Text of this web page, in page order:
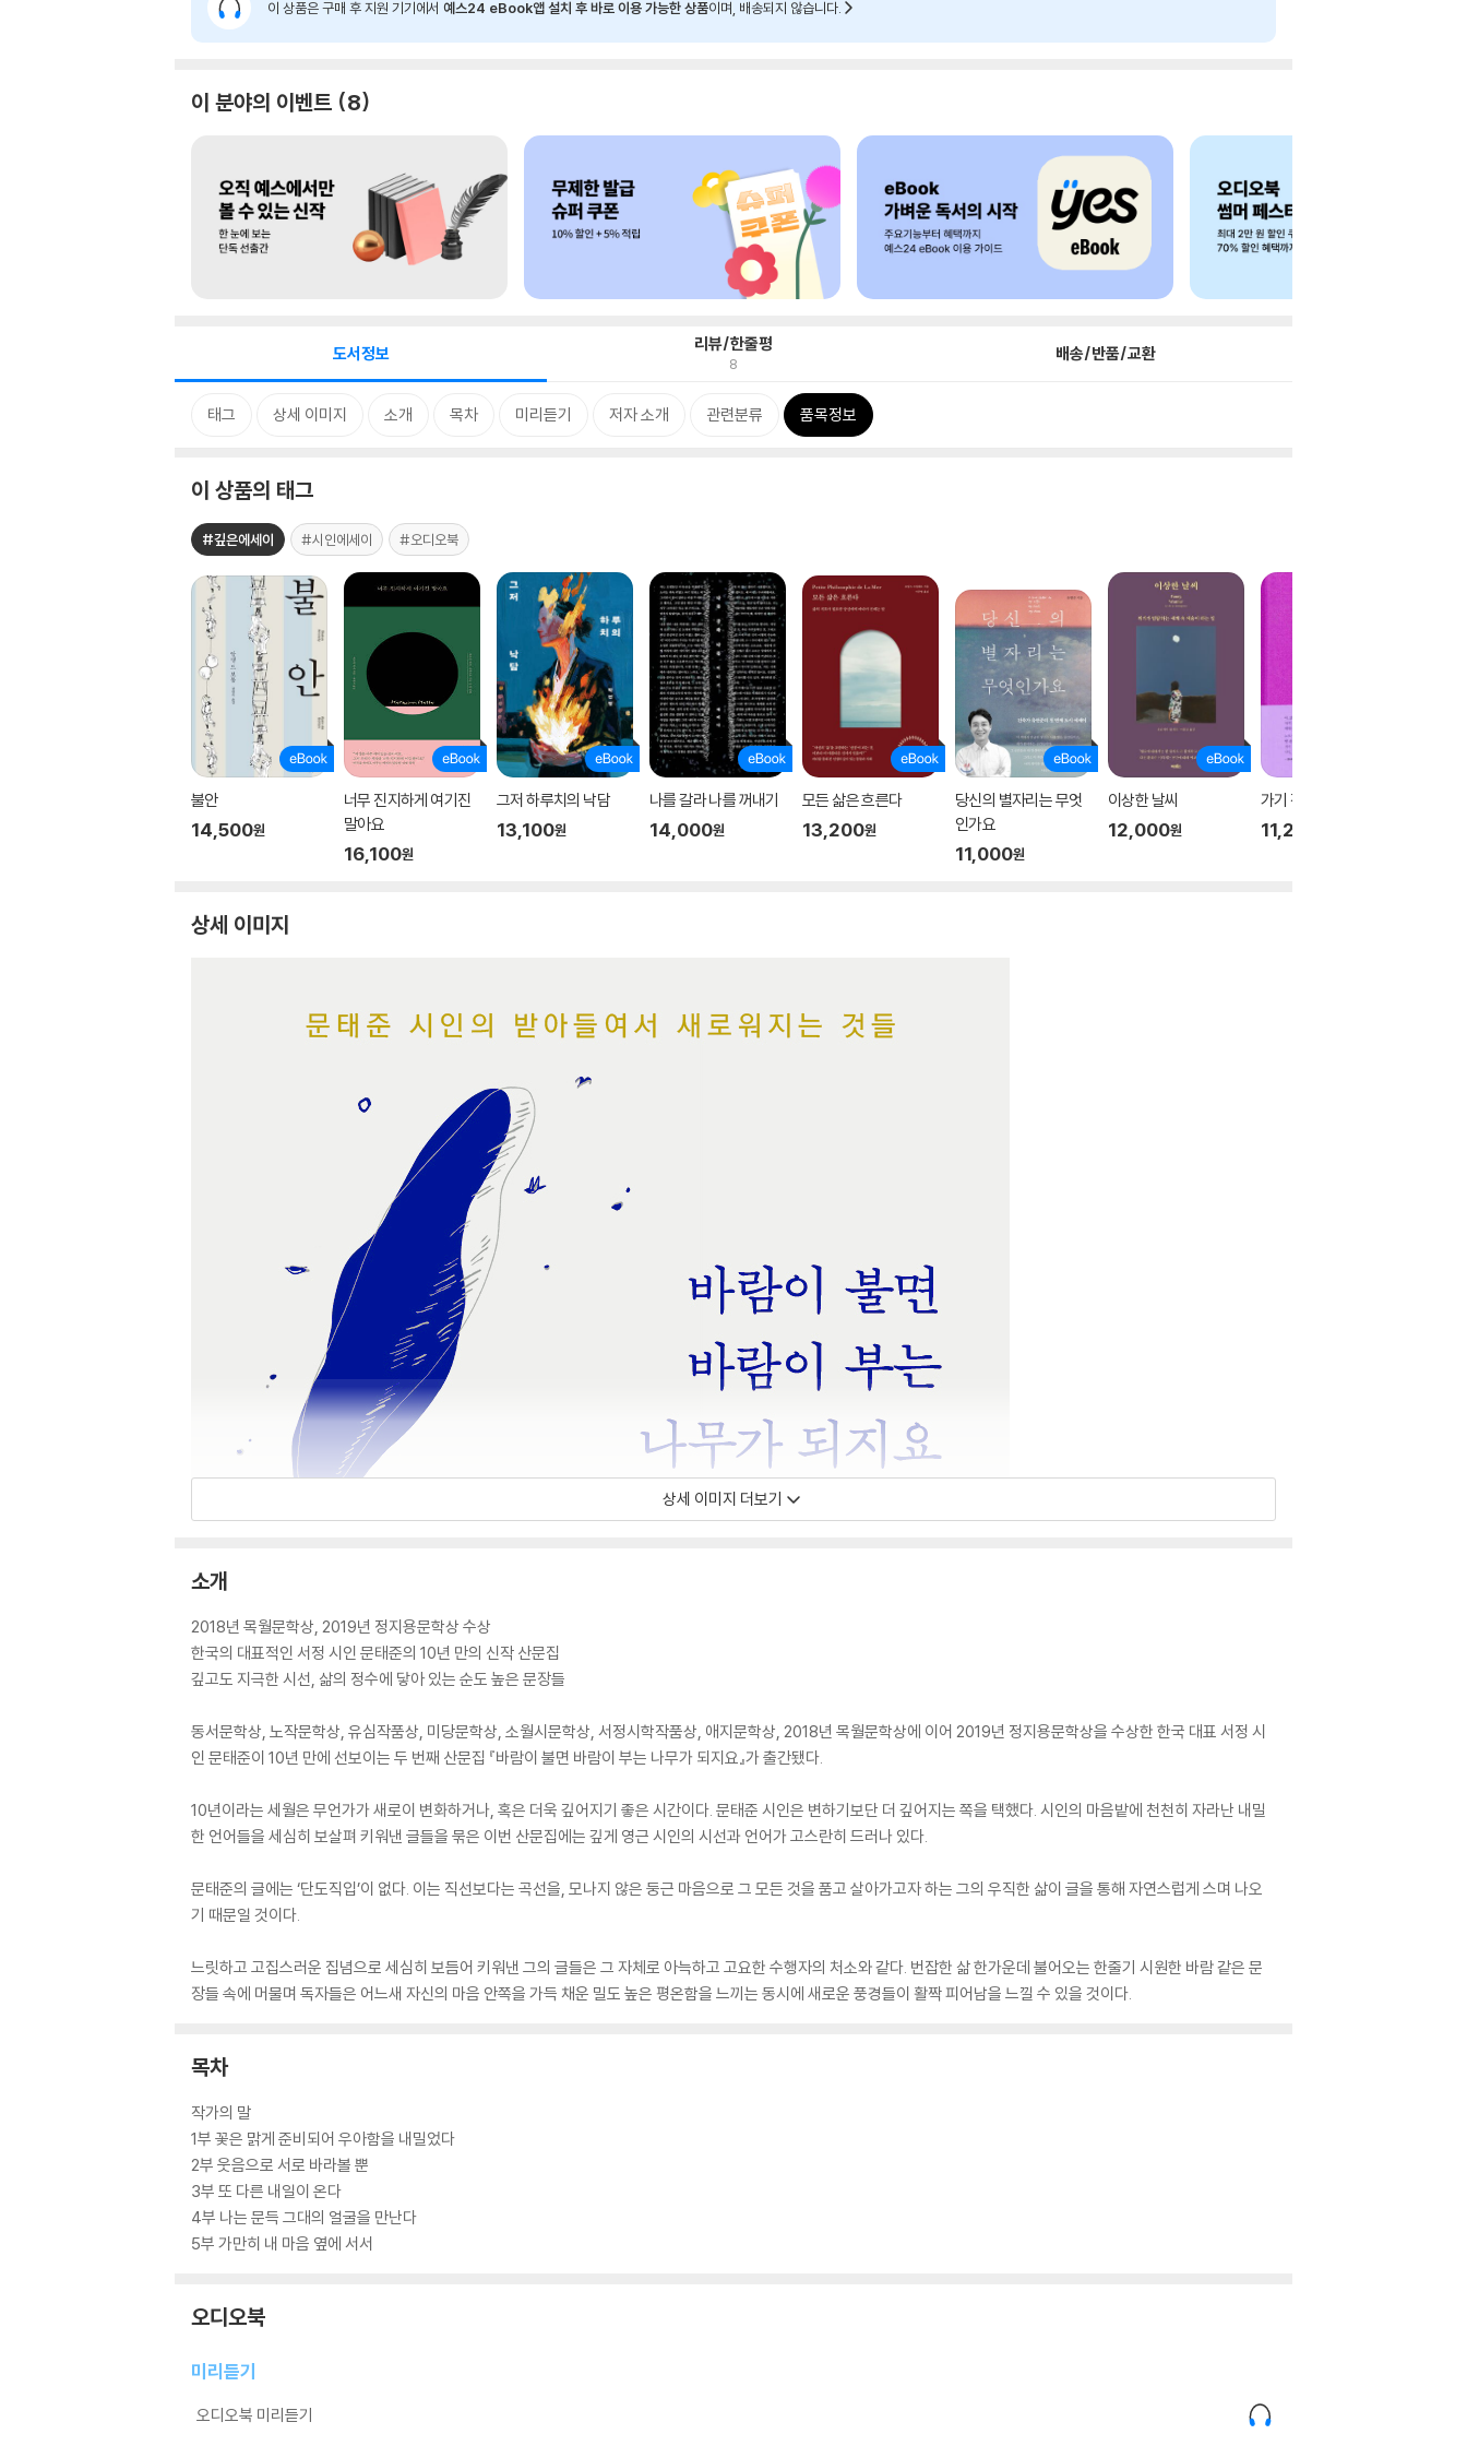
이 상품은 구매 후 지원 기기에서 예스24 eBook앱 설치 후 바로 이용 가능한 상품이며, 배송되지 않습니다.
이 분야의 이벤트 8
도서정보 리뷰/한줄평
8 배송/반품/교환
태그 상세 이미지 소개 목차 미리듣기 저자 소개 관련분류 품목정보
이 상품의 태그
#깊은에세이 #시인에세이 #오디오북
불안
14,500원
너무 진지하게 여기진
말아요
16,100원
그저 하루치의 낙담
13,100원
나를 갈라 나를 꺼내기
14,000원
모든 삶은 흐른다
13,200원
당신의 별자리는 무엇
인가요
11,000원
이상한 날씨
12,000원
가기 전에 쓰는 글들
11,200
상세 이미지
상세 이미지 더보기
소개
2018년 목월문학상, 2019년 정지용문학상 수상
한국의 대표적인 서정 시인 문태준의 10년 만의 신작 산문집
깊고도 지극한 시선, 삶의 정수에 닿아 있는 순도 높은 문장들
동서문학상, 노작문학상, 유심작품상, 미당문학상, 소월시문학상, 서정시학작품상, 애지문학상, 2018년 목월문학상에 이어 2019년 정지용문학상을 수상한 한국 대표 서정 시
인 문태준이 10년 만에 선보이는 두 번째 산문집 『바람이 불면 바람이 부는 나무가 되지요』가 출간됐다.
10년이라는 세월은 무언가가 새로이 변화하거나, 혹은 더욱 깊어지기 좋은 시간이다. 문태준 시인은 변하기보단 더 깊어지는 쪽을 택했다. 시인의 마음밭에 천천히 자라난 내밀
한 언어들을 세심히 보살펴 키워낸 글들을 묶은 이번 산문집에는 깊게 영근 시인의 시선과 언어가 고스란히 드러나 있다.
문태준의 글에는 ‘단도직입’이 없다. 이는 직선보다는 곡선을, 모나지 않은 둥근 마음으로 그 모든 것을 품고 살아가고자 하는 그의 우직한 삶이 글을 통해 자연스럽게 스며 나오
기 때문일 것이다.
느릿하고 고집스러운 집념으로 세심히 보듬어 키워낸 그의 글들은 그 자체로 아늑하고 고요한 수행자의 처소와 같다. 번잡한 삶 한가운데 불어오는 한줄기 시원한 바람 같은 문
장들 속에 머물며 독자들은 어느새 자신의 마음 안쪽을 가득 채운 밀도 높은 평온함을 느끼는 동시에 새로운 풍경들이 활짝 피어남을 느낄 수 있을 것이다.
목차
작가의 말
1부 꽃은 맑게 준비되어 우아함을 내밀었다
2부 웃음으로 서로 바라볼 뿐
3부 또 다른 내일이 온다
4부 나는 문득 그대의 얼굴을 만난다
5부 가만히 내 마음 옆에 서서
오디오북
미리듣기
오디오북 미리듣기